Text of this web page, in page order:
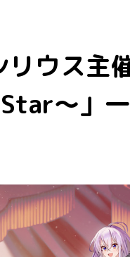
リウス主
～」